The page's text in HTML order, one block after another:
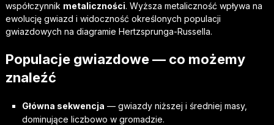
współczynnik metaliczności. Wyższa metaliczność wpływa na
ewolucję gwiazd i widoczność określonych populacji
gwiazdowych na diagramie Hertzsprunga-Russella.
Populacje gwiazdowe — co możemy
znaleźć
Główna sekwencja — gwiazdy niższej i średniej masy,
dominujące liczbowo w gromadzie.